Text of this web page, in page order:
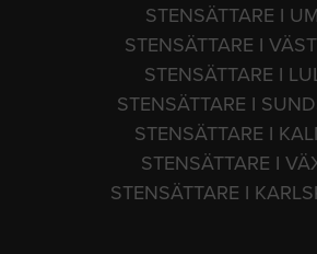
STENSÄTTARE I
STENSÄTTARE I
STENSÄTTARE I
STENSÄTTARE I
STENSÄTTARE I
STENSÄTTARE I
STENSÄTTARE I